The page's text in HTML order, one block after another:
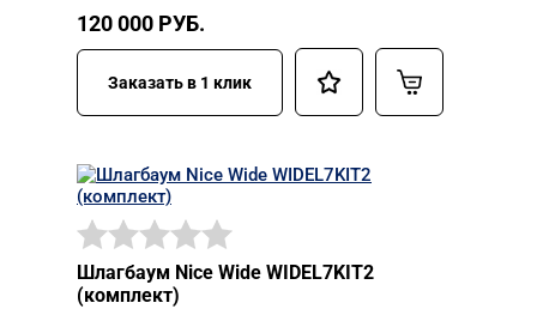
120 000 РУБ.
Заказать в 1 клик
Шлагбаум Nice Wide WIDEL7KIT2
(комплект)